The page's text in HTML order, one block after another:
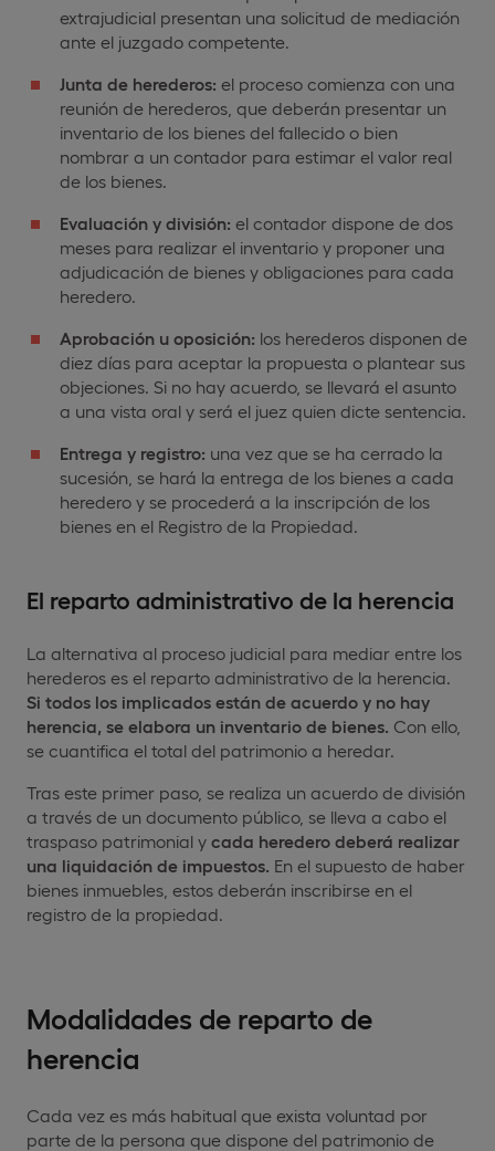
extrajudicial presentan una solicitud de mediación
ante el juzgado competente.
Junta de herederos: el proceso comienza con una
reunión de herederos, que deberán presentar un
inventario de los bienes del fallecido o bien
nombrar a un contador para estimar el valor real
de los bienes.
Evaluación y división: el contador dispone de dos
meses para realizar el inventario y proponer una
adjudicación de bienes y obligaciones para cada
heredero.
Aprobación u oposición: los herederos disponen de
diez días para aceptar la propuesta o plantear sus
objeciones. Si no hay acuerdo, se llevará el asunto
a una vista oral y será el juez quien dicte sentencia.
Entrega y registro: una vez que se ha cerrado la
sucesión, se hará la entrega de los bienes a cada
heredero y se procederá a la inscripción de los
bienes en el Registro de la Propiedad.
El reparto administrativo de la herencia
La alternativa al proceso judicial para mediar entre los
herederos es el reparto administrativo de la herencia.
Si todos los implicados están de acuerdo y no hay
herencia, se elabora un inventario de bienes. Con ello,
se cuantifica el total del patrimonio a heredar.
Tras este primer paso, se realiza un acuerdo de división
a través de un documento público, se lleva a cabo el
traspaso patrimonial y cada heredero deberá realizar
una liquidación de impuestos. En el supuesto de haber
bienes inmuebles, estos deberán inscribirse en el
registro de la propiedad.
Modalidades de reparto de
herencia
Cada vez es más habitual que exista voluntad por
parte de la persona que dispone del patrimonio de